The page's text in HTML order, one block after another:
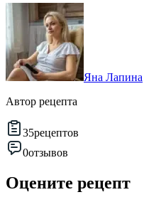
Яна Лапина
Автор рецепта
35рецептов
0отзывов
Оцените рецепт